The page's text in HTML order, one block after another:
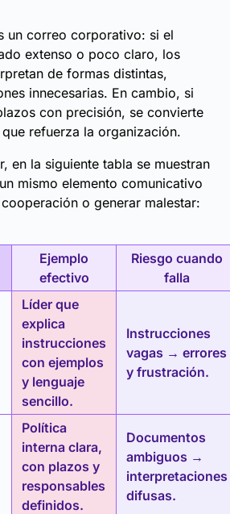
un correo corporativo: si el
extenso o poco claro, los
de formas distintas,
innecesarias. En cambio, si
con precisión, se convierte
refuerza la organización.
en la siguiente tabla se muestran
mismo elemento comunicativo
o generar malestar:
Ejemplo
efectivo
Riesgo cuando
falla
Líder que
explica
instrucciones
con ejemplos
y lenguaje
sencillo.
Instrucciones
vagas → errores
y frustración.
Política
interna clara,
con plazos y
responsables
definidos.
Documentos
ambiguos →
interpretaciones
difusas.